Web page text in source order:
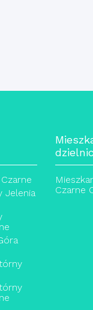
Jelenia
Czarne